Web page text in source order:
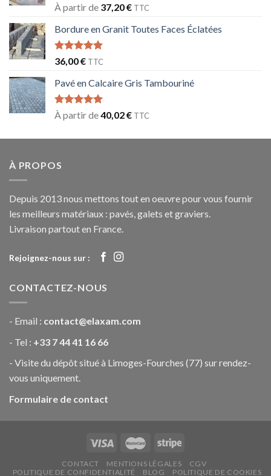
Note5.00
sur 5
À partir de 37,20€ TTC
Bordure en Granit Toutes Faces Éclatées
Note5.00
sur 5
36,00€ TTC
Pavé en Calcaire Gris Tambouriné
Note5.00
sur 5
À partir de40,02€ TTC
À PROPOS
Depuis 2013 nous mettons tout en oeuvre pour vous fournir
les meilleurs matériaux : pavés, galets et graviers.
Livraison partout en France.
Rejoignez-nous sur :
CONTACTEZ-NOUS
- Email : contact@elaxam.com
- Tel : +33 7 44 41 16 66
- Visite du dépôt situé à Limoges-Fourches (77) sur rendez-
vous uniquement.
Formulaire de contact
CONTACT MENTIONS LÉGALES
CGV
POLITIQUE DE CONFIDENTIALITÉ
BLOG POLITIQUE DE COOKIES